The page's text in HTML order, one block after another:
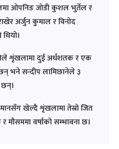
ओपनिङ जोडी कुशल भुर्तेल र
अर्जुन कुमाल र विनोद
शृंखलामा दुई अर्धशतक र एक
भने सन्दीप लामिछानेले ३
खेल्दै शृंखलामा तेस्रो जित
मौसममा वर्षाको सम्भावना छ।